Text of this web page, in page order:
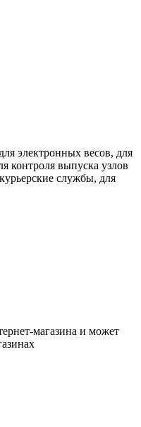
электронных весов, для
контроля выпуска узлов
службы, для
магазина и может